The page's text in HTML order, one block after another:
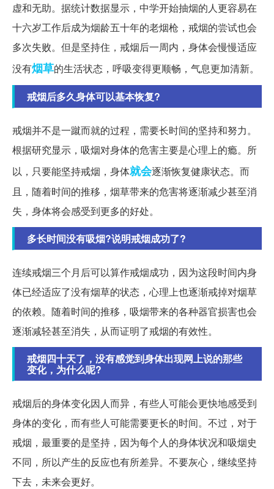
虚和无助。据统计数据显示，中学开始抽烟的人更容易在
十六岁工作后成为烟龄五十年的老烟枪，戒烟的尝试也会
多次失败。但是坚持住，戒烟后一周内，身体会慢慢适应
没有烟草的生活状态，呼吸变得更顺畅，气息更加清新。
戒烟后多久身体可以基本恢复?
戒烟并不是一蹴而就的过程，需要长时间的坚持和努力。
根据研究显示，吸烟对身体的危害主要是心理上的瘾。所
以，只要能坚持戒烟，身体就会逐渐恢复健康状态。而
且，随着时间的推移，烟草带来的危害将逐渐减少甚至消
失，身体将会感受到更多的好处。
多长时间没有吸烟?说明戒烟成功了?
连续戒烟三个月后可以算作戒烟成功，因为这段时间内身
体已经适应了没有烟草的状态，心理上也逐渐戒掉对烟草
的依赖。随着时间的推移，吸烟带来的各种器官损害也会
逐渐减轻甚至消失，从而证明了戒烟的有效性。
戒烟四十天了，没有感觉到身体出现网上说的那些
变化，为什么呢?
戒烟后的身体变化因人而异，有些人可能会更快地感受到
身体的变化，而有些人可能需要更长的时间。不过，对于
戒烟，最重要的是坚持，因为每个人的身体状况和吸烟史
不同，所以产生的反应也有所差异。不要灰心，继续坚持
下去，未来会更好。